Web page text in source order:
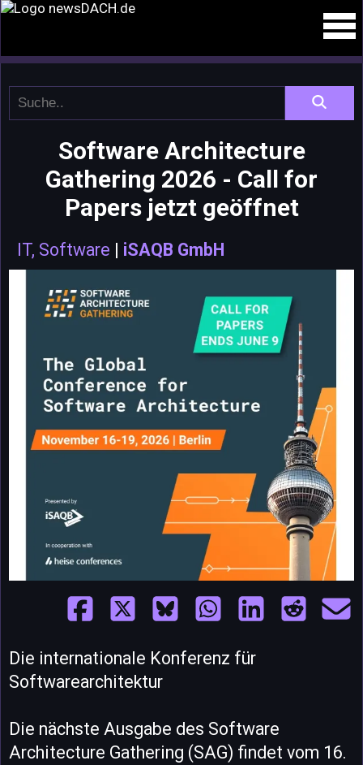
Software Architecture
Gathering 2026 - Call for
Papers jetzt geöffnet
IT, Software | iSAQB GmbH
Die internationale Konferenz für
Softwarearchitektur
Die nächste Ausgabe des Software
Architecture Gathering (SAG) findet vom 16.